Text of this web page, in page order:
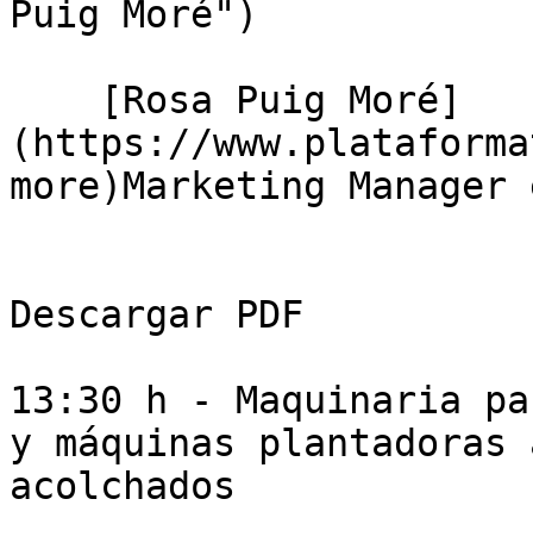
Puig Moré")
(https://
more)Marketing
Descargar PDF
13:30 h - Maquinaria
y máquinas
acolchados